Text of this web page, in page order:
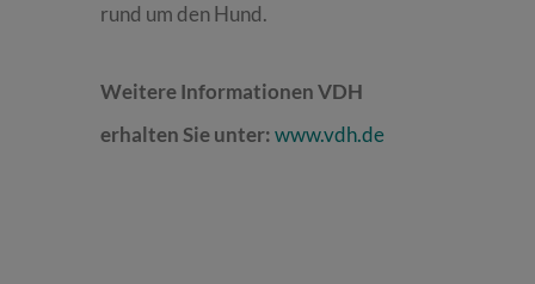
rund um den Hund.
Weitere Informationen VDH
erhalten Sie unter:www.vdh.de